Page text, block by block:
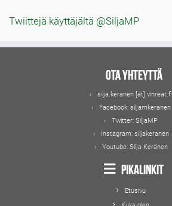
Twiittejä käyttäjältä @SiljaMP
Ota yhteyttä
silja.keranen [ät] vihreat.fi
Facebook: siljamkeranen
Twitter: SiljaMP
Instagram: siljakeranen
Youtube: Silja Keränen
Pikalinkit
Etusivu